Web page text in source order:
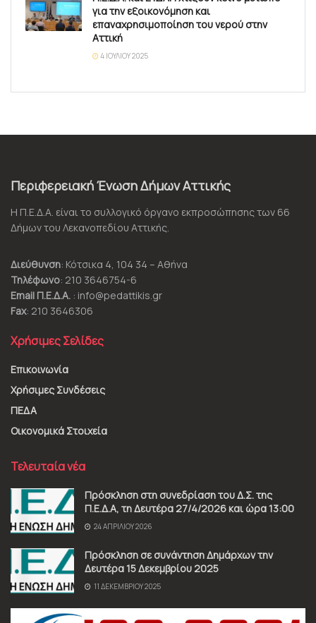
για την εξοικονόμηση και
επαναχρησιμοποίηση του νερού στην
Αττική
4 ΙΟΥΛΊΟΥ 2025
Περιφερειακή Ένωση Δήμων Αττικής
Η Π.Ε.Δ.Α. είναι το συλλογικό όργανο εκπροσώπησης των 66
Δήμων του Λεκανοπεδίου Αττικής.
Διεύθυνση: Κότσικα 4, 104 34 – Αθήνα
Τηλέφωνο: 210 3646754-6
Email Π.Ε.Δ.Α. : info@pedattikis.gr
Fax: 210 3646306
Χρήσιμες Σελίδες
Επικοινωνία
Χρήσιμες Συνδέσεις
ΠΕΔΑ
Οικονομικά Στοιχεία
Τελευταία νέα
Πρόσκληση στη συνεδρίαση του Δ.Σ. της
Π.Ε.Δ.Α, τη Δευτέρα 27/4/2026 και ώρα 13:00
24 ΑΠΡΙΛΊΟΥ 2026
Πρόσκληση σε συνάντηση Δημάρχων την
Δευτέρα 15 Δεκεμβρίου 2025
11 ΔΕΚΕΜΒΡΊΟΥ 2025